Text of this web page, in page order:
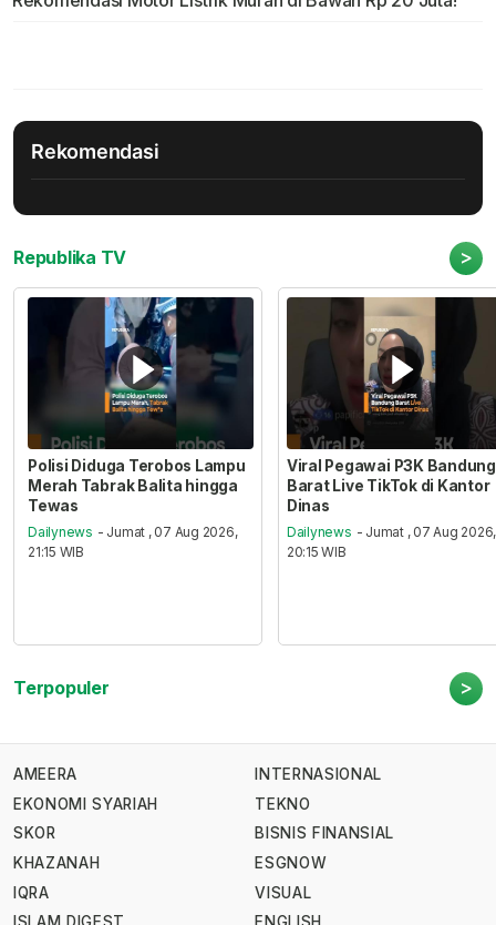
Rekomendasi
Republika TV >
Polisi Diduga Terobos Lampu
Merah Tabrak Balita hingga
Tewas
Dailynews - Jumat , 07 Aug 2026,
21:15 WIB
Viral Pegawai P3K Bandung
Barat Live TikTok di Kantor
Dinas
Dailynews - Jumat , 07 Aug 2026,
20:15 WIB
Terpopuler >
AMEERA
EKONOMI SYARIAH
SKOR
KHAZANAH
IQRA
INTERNASIONAL
TEKNO
BISNIS FINANSIAL
ESGNOW
VISUAL